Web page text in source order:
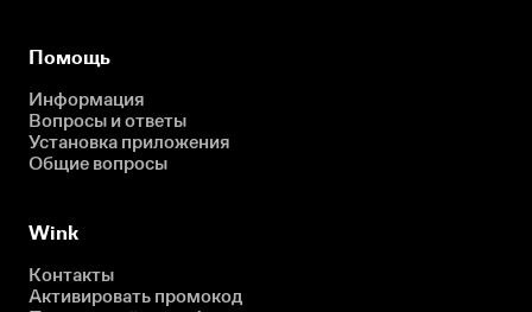
Помощь
Информация
Вопросы и ответы
Установка приложения
Общие вопросы
Wink
Контакты
Активировать промокод